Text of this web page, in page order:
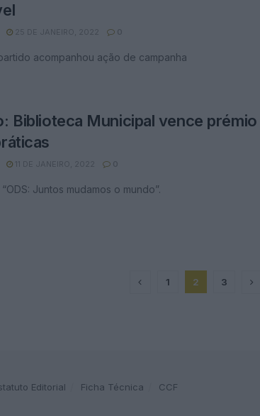
25 DE JANEIRO, 2022 0
acompanhou ação de campanha
Biblioteca Municipal vence prémio
11 DE JANEIRO, 2022 0
Juntos mudamos o mundo”.
1 2 3
Editorial Ficha Técnica CCF